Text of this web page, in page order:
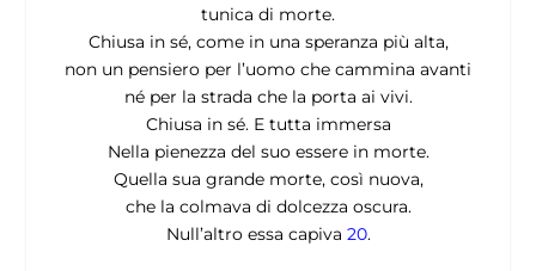
tunica di morte.
Chiusa in sé, come in una speranza più alta,
non un pensiero per l’uomo che cammina avanti
né per la strada che la porta ai vivi.
Chiusa in sé. E tutta immersa
Nella pienezza del suo essere in morte.
Quella sua grande morte, così nuova,
che la colmava di dolcezza oscura.
Null’altro essa capiva 20.